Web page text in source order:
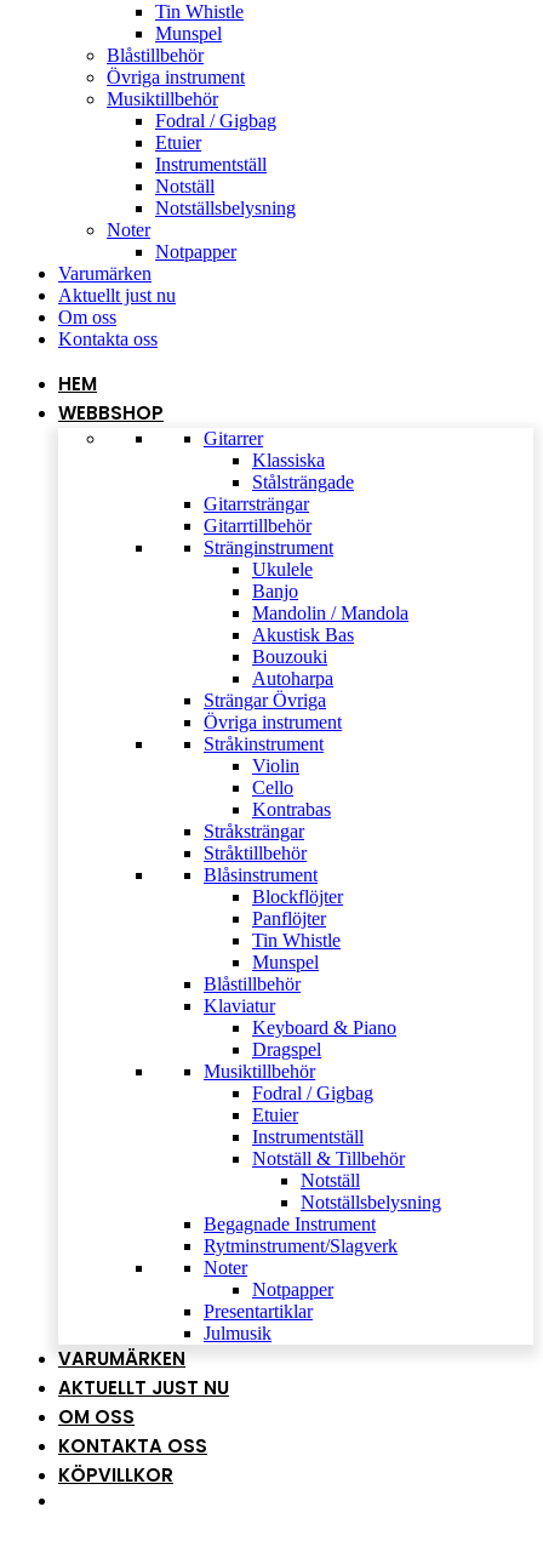
Tin Whistle
Munspel
Blåstillbehör
Övriga instrument
Musiktillbehör
Fodral / Gigbag
Etuier
Instrumentställ
Notställ
Notställsbelysning
Noter
Notpapper
Varumärken
Aktuellt just nu
Om oss
Kontakta oss
HEM
WEBBSHOP
Gitarrer
Klassiska
Stålsträngade
Gitarrsträngar
Gitarrtillbehör
Stränginstrument
Ukulele
Banjo
Mandolin / Mandola
Akustisk Bas
Bouzouki
Autoharpa
Strängar Övriga
Övriga instrument
Stråkinstrument
Violin
Cello
Kontrabas
Stråksträngar
Stråktillbehör
Blåsinstrument
Blockflöjter
Panflöjter
Tin Whistle
Munspel
Blåstillbehör
Klaviatur
Keyboard & Piano
Dragspel
Musiktillbehör
Fodral / Gigbag
Etuier
Instrumentställ
Notställ & Tillbehör
Notställ
Notställsbelysning
Begagnade Instrument
Rytminstrument/Slagverk
Noter
Notpapper
Presentartiklar
Julmusik
VARUMÄRKEN
AKTUELLT JUST NU
OM OSS
KONTAKTA OSS
KÖPVILLKOR